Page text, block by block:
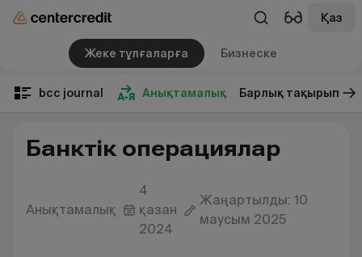
Қаз
Жеке тұлғаларға Бизнеске
bcc journal Анықтамалық Барлық тақырып
Банктік операциялар
Анықтамалық
4
қазан
2024
Жаңартылды: 10
маусым 2025